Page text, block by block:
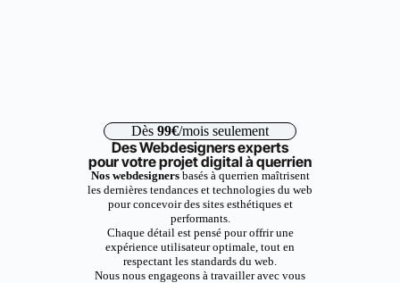
Dès 99€/mois seulement
Des Webdesigners experts
pour votre projet digital à querrien
Nos webdesignersbasés à querrien maîtrisent
les dernières tendances et technologies du web
pour concevoir des sites esthétiques et
performants.
Chaque détail est pensé pour offrir une
expérience utilisateur optimale, tout en
respectant les standards du web.
Nous nous engageons à travailler avec vous